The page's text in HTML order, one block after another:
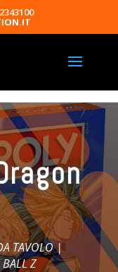
TAVOLO|
Z